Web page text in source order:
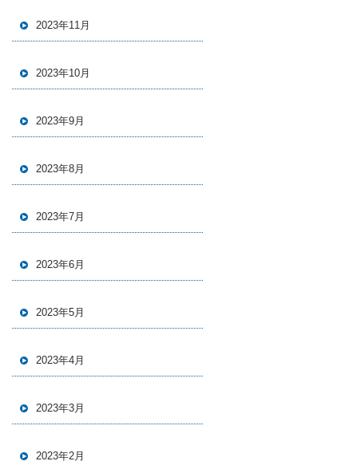
2023年11月
2023年10月
2023年9月
2023年8月
2023年7月
2023年6月
2023年5月
2023年4月
2023年3月
2023年2月